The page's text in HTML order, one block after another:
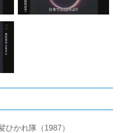
ひかれ隊（1987）